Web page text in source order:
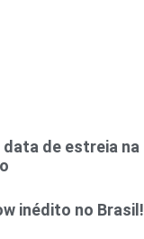
de estreia na
inédito no Brasil!